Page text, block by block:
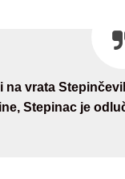
na vrata
Stepinac je